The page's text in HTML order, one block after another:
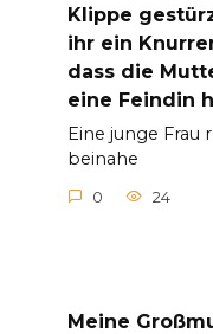
Klippe
ihr ein
dass die
eine Feindin
Eine junge Frau
beinahe
0 24
Meine